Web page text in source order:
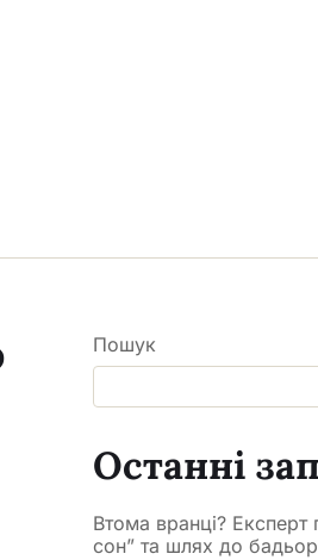
Пошук
Останні
Втома вранці?
сон” та шлях до